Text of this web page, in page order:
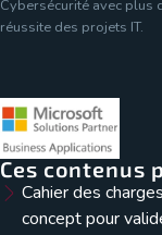
Cybersécurité avec plus
réussite des projets IT.
Ces contenus
Cahier des
concept pour